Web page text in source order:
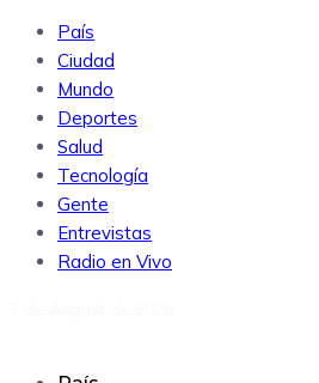
País
Ciudad
Mundo
Deportes
Salud
Tecnología
Gente
Entrevistas
Radio en Vivo